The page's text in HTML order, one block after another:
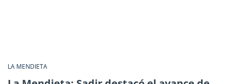
LA MENDIETA